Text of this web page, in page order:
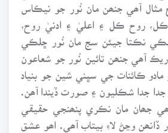
مثال آھي جنھن مان نُور جو نيڪاس
ڪل، روح ڪل ۽ اعليٰ ۽ ادنيٰ روح،
نڪتا جيئن سج مان نُور ڇلڪي
آھي جنھن تائين نُور جو شعاعون
ڪائنات جي سڀني شين جو بنياد
جدا شڪليون ۽ صورت ڏيندا آھن.
جھان مان نڪري پنھنجي حقيقي
وڃڻ لاءِ بيتاب آھي. اھو عشق